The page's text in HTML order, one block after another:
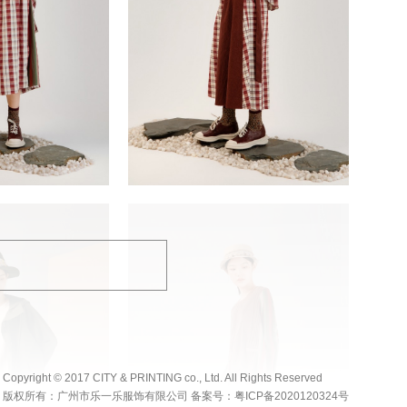
Copyright © 2017 CITY & PRINTING co., Ltd. All Rights Reserved
版权所有：广州市乐一乐服饰有限公司 备案号： 粤ICP备2020120324号